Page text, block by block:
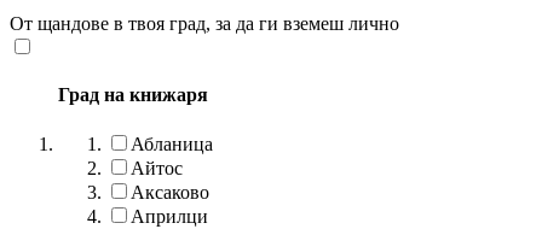
От щандове в твоя град, за да ги вземеш лично
Град на книжаря
Абланица
Айтос
Аксаково
Априлци